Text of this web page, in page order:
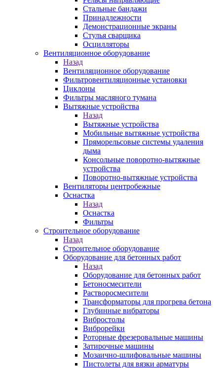
Стальные бандажи
Принадлежности
Демонстрационные экраны
Стулья сварщика
Осцилляторы
Вентиляционное оборудование
Назад
Вентиляционное оборудование
Фильтровентиляционные установки
Циклоны
Фильтры масляного тумана
Вытяжные устройства
Назад
Вытяжные устройства
Мобильные вытяжные устройства
Пряморельсовые системы удаления
дыма
Консольные поворотно-вытяжные
устройства
Поворотно-вытяжные устройства
Вентиляторы центробежные
Оснастка
Назад
Оснастка
Фильтры
Строительное оборудование
Назад
Строительное оборудование
Оборудование для бетонных работ
Назад
Оборудование для бетонных работ
Бетоносмесители
Растворосмесители
Трансформаторы для прогрева бетона
Глубинные вибраторы
Вибростолы
Виброрейки
Роторные фрезеровальные машины
Затирочные машины
Мозаично-шлифовальные машины
Пистолеты для вязки арматуры